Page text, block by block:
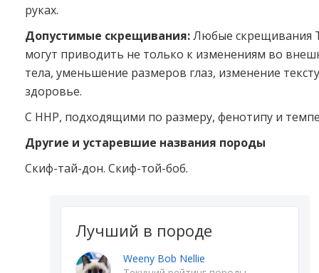
руках.
Допустимые скрещивания:Любые скрещивания
могут приводить не только к изменениям во
тела, уменьшение размеров глаз, изменение
здоровье.
С ННР, подходящими по размеру, фенотипу и
Другие и устаревшие названия породы
Скиф-тай-дон. Скиф-той-боб.
Лучший в породе
Weeny Bob Nellie